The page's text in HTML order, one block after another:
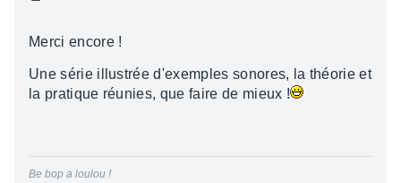
Merci encore !
Une série illustrée d'exemples sonores, la théorie et
la pratique réunies, que faire de mieux !
Be bop a loulou !